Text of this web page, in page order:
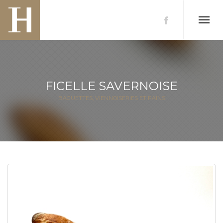
FICELLE SAVERNOISE
BAGUETTES, VIENNOISERIES ET PAINS